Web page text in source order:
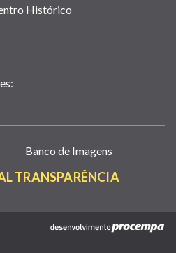
Histórico
Banco de Imagens
TRANSPARÊNCIA(LINK
EM
NOVA